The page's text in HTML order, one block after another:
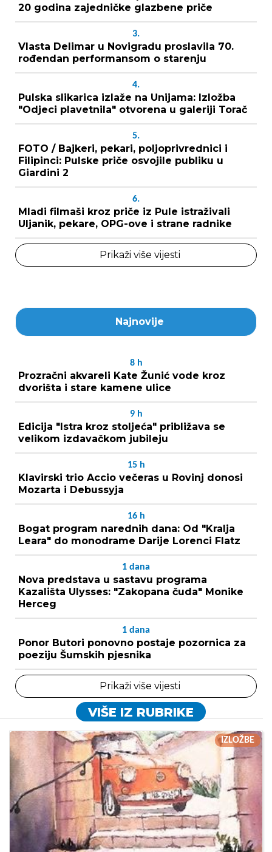
20 godina zajedničke glazbene priče
3.
Vlasta Delimar u Novigradu proslavila 70.
rođendan performansom o starenju
4.
Pulska slikarica izlaže na Unijama: Izložba
"Odjeci plavetnila" otvorena u galeriji Torač
5.
FOTO / Bajkeri, pekari, poljoprivrednici i
Filipinci: Pulske priče osvojile publiku u
Giardini 2
6.
Mladi filmaši kroz priče iz Pule istraživali
Uljanik, pekare, OPG-ove i strane radnike
Prikaži više vijesti
Najnovije
8 h
Prozračni akvareli Kate Žunić vode kroz
dvorišta i stare kamene ulice
9 h
Edicija "Istra kroz stoljeća" približava se
velikom izdavačkom jubileju
15 h
Klavirski trio Accio večeras u Rovinj donosi
Mozarta i Debussyja
16 h
Bogat program narednih dana: Od "Kralja
Leara" do monodrame Darije Lorenci Flatz
1 dana
Nova predstava u sastavu programa
Kazališta Ulysses: "Zakopana čuda" Monike
Herceg
1 dana
Ponor Butori ponovno postaje pozornica za
poeziju Šumskih pjesnika
Prikaži više vijesti
VIŠE IZ RUBRIKE
IZLOŽBE